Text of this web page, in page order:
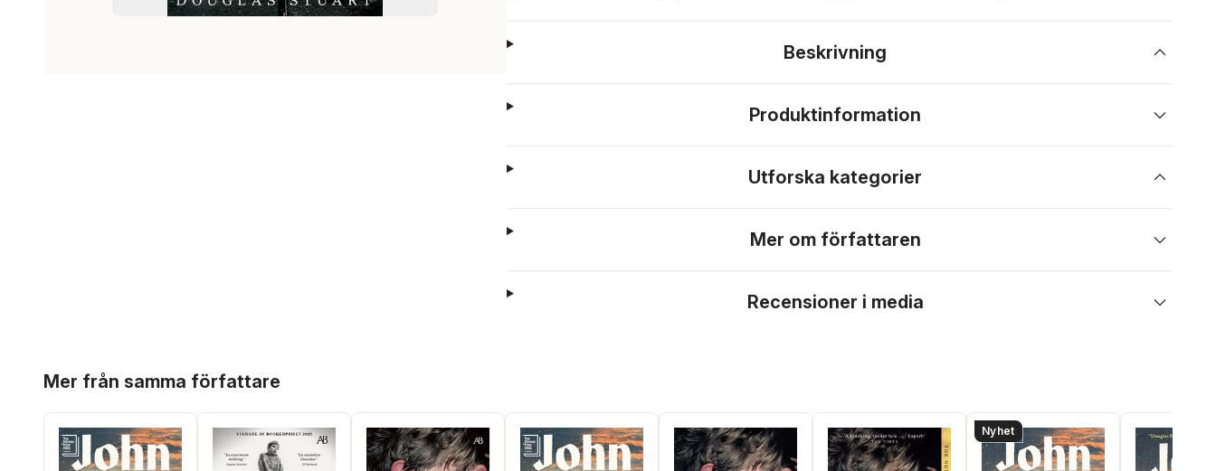
Beskrivning
Produktinformation
Utforska kategorier
Mer om författaren
Recensioner i media
Mer från samma författare
Nyhet